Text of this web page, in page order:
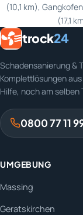
(10,1 km),
(17,1
trock24
Schadensanierung &
Komplettlösungen
Hilfe, noch am selben
0800 77 11
UMGEBUNG
Massing
Geratskirchen